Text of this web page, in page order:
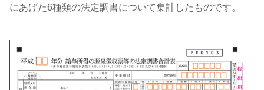
にあげた6種類の法定調書について集計したものです。